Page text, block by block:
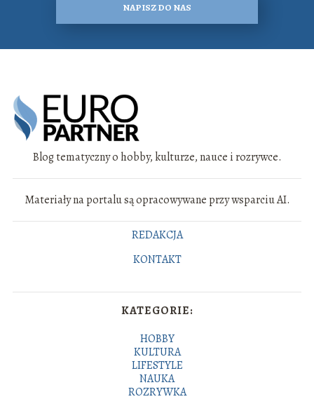
NAPISZ DO NAS
Blog tematyczny o hobby, kulturze, nauce i rozrywce.
Materiały na portalu są opracowywane przy wsparciu AI.
REDAKCJA
KONTAKT
KATEGORIE:
HOBBY
KULTURA
LIFESTYLE
NAUKA
ROZRYWKA